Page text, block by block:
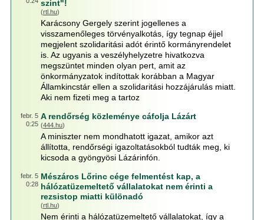
szint"!
(rtl.hu)
Karácsony Gergely szerint jogellenes a
visszamenőleges törvényalkotás, így tegnap éjjel
megjelent szolidaritási adót érintő kormányrendelet
is. Az ugyanis a veszélyhelyzetre hivatkozva
megszüntet minden olyan pert, amit az
önkormányzatok indítottak korábban a Magyar
Államkincstár ellen a szolidaritási hozzájárulás miatt.
Aki nem fizeti meg a tartoz
febr. 5
0:25
A rendőrség közleménye cáfolja Lázárt
(444.hu)
A miniszter nem mondhatott igazat, amikor azt
állította, rendőrségi igazoltatásokból tudták meg, ki
kicsoda a gyöngyösi Lázárinfón.
febr. 5
0:28
Mészáros Lőrinc cége felmentést kap, a
hálózatüzemeltető vállalatokat nem érinti a
rezsistop miatti különadó
(rtl.hu)
Nem érinti a hálózatüzemeltető vállalatokat, így a